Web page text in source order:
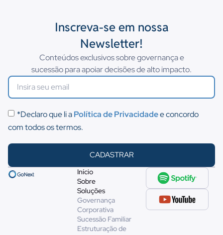
Inscreva-se em nossa
Newsletter!
Conteúdos exclusivos sobre governança e
sucessão para apoiar decisões de alto impacto.
*Declaro que li aPolítica de Privacidadee concordo
com todos os termos.
CADASTRAR
Início
Sobre
Soluções
Governança
Corporativa
Sucessão Familiar
Estruturação de